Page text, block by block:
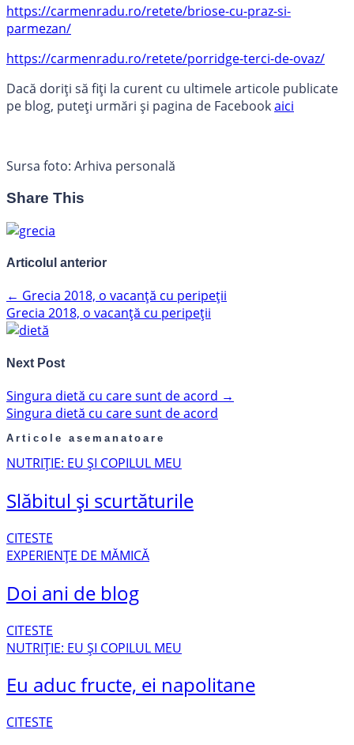
https://carmenradu.ro/retete/briose-cu-praz-si-
parmezan/
https://carmenradu.ro/retete/porridge-terci-de-ovaz/
Dacă doriți să fiți la curent cu ultimele articole publicate
pe blog, puteți urmări și pagina de Facebookaici
Sursa foto: Arhiva personală
Share This
Articolul anterior
← Grecia 2018, o vacanță cu peripeții
Grecia 2018, o vacanță cu peripeții
Next Post
Singura dietă cu care sunt de acord →
Singura dietă cu care sunt de acord
Articole asemanatoare
NUTRIȚIE: EU ȘI COPILUL MEU
Slăbitul și scurtăturile
CITESTE
EXPERIENȚE DE MĂMICĂ
Doi ani de blog
CITESTE
NUTRIȚIE: EU ȘI COPILUL MEU
Eu aduc fructe, ei napolitane
CITESTE